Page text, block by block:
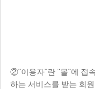
②"이용자"란 "몰"에 접
하는 서비스를 받는 회